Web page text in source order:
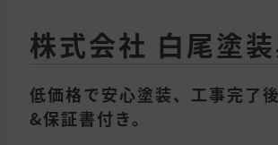
株式会社 白尾塗
低価格で安心塗装、工事完了
&保証書付き。